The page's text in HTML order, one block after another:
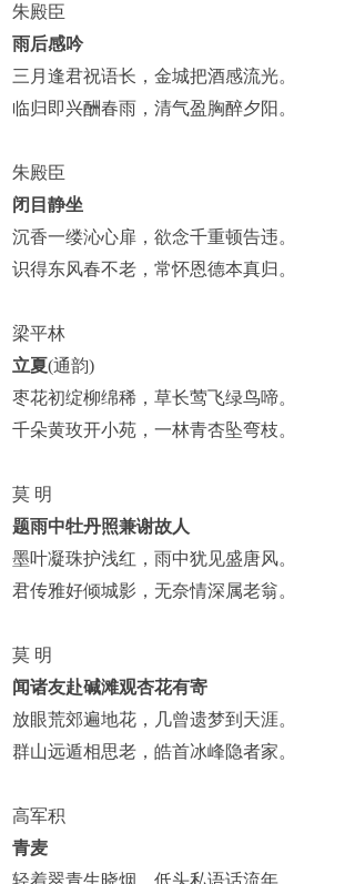
朱殿臣
雨后感吟
三月逢君祝语长，金城把酒感流光。
临归即兴酬春雨，清气盈胸醉夕阳。
朱殿臣
闭目静坐
沉香一缕沁心扉，欲念千重顿告违。
识得东风春不老，常怀恩德本真归。
梁平林
立夏(通韵)
枣花初绽柳绵稀，草长莺飞绿鸟啼。
千朵黄玫开小苑，一林青杏坠弯枝。
莫 明
题雨中牡丹照兼谢故人
墨叶凝珠护浅红，雨中犹见盛唐风。
君传雅好倾城影，无奈情深属老翁。
莫 明
闻诸友赴碱滩观杏花有寄
放眼荒郊遍地花，几曾遗梦到天涯。
群山远遁相思老，皓首冰峰隐者家。
高军积
青麦
轻着翠青生晓烟，低头私语话流年。